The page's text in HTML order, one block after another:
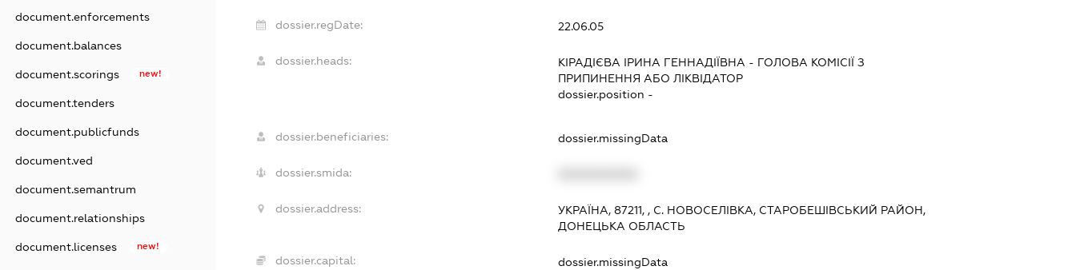
document.enforcements
document.balances
document.scorings new!
document.tenders
document.publicfunds
document.ved
document.semantrum
document.relationships
document.licenses new!
dossier.regDate: 22.06.05
dossier.heads: КІРАДІЄВА ІРИНА ГЕННАДІЇВНА - ГОЛОВА КОМІСІЇ З
ПРИПИНЕННЯ АБО ЛІКВІДАТОР
dossier.position -
dossier.beneficiaries: dossier.missingData
dossier.smida:
dossier.address:
УКРАЇНА, 87211, , С. НОВОСЕЛІВКА, СТАРОБЕШІВСЬКИЙ РАЙОН,
ДОНЕЦЬКА ОБЛАСТЬ
dossier.capital: dossier.missingData